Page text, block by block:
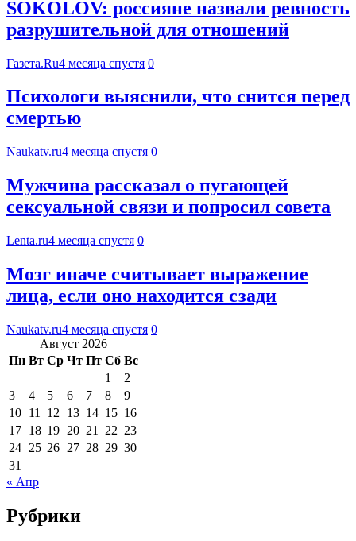
SOKOLOV: россияне назвали ревность
разрушительной для отношений
Газета.Ru4 месяца спустя 0
Психологи выяснили, что снится перед
смертью
Naukatv.ru4 месяца спустя 0
Мужчина рассказал о пугающей
сексуальной связи и попросил совета
Lenta.ru4 месяца спустя 0
Мозг иначе считывает выражение
лица, если оно находится сзади
Naukatv.ru4 месяца спустя 0
Август 2026
Пн Вт Ср Чт Пт Сб Вс
1
2
3
4 5 6 7 8
9
10 11 12 13 14 15 16
17 18 19 20 21 22 23
24 25 26 27 28 29 30
31
« Апр
Рубрики